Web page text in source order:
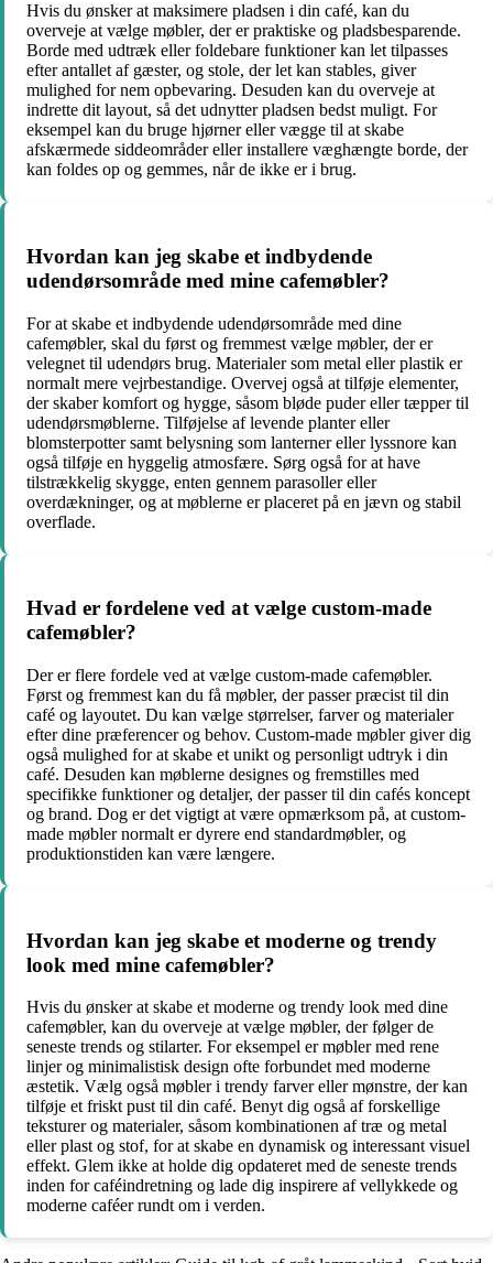
Hvis du ønsker at maksimere pladsen i din café, kan du
overveje at vælge møbler, der er praktiske og pladsbesparende.
Borde med udtræk eller foldebare funktioner kan let tilpasses
efter antallet af gæster, og stole, der let kan stables, giver
mulighed for nem opbevaring. Desuden kan du overveje at
indrette dit layout, så det udnytter pladsen bedst muligt. For
eksempel kan du bruge hjørner eller vægge til at skabe
afskærmede siddeområder eller installere væghængte borde, der
kan foldes op og gemmes, når de ikke er i brug.
Hvordan kan jeg skabe et indbydende
udendørsområde med mine cafemøbler?
For at skabe et indbydende udendørsområde med dine
cafemøbler, skal du først og fremmest vælge møbler, der er
velegnet til udendørs brug. Materialer som metal eller plastik er
normalt mere vejrbestandige. Overvej også at tilføje elementer,
der skaber komfort og hygge, såsom bløde puder eller tæpper til
udendørsmøblerne. Tilføjelse af levende planter eller
blomsterpotter samt belysning som lanterner eller lyssnore kan
også tilføje en hyggelig atmosfære. Sørg også for at have
tilstrækkelig skygge, enten gennem parasoller eller
overdækninger, og at møblerne er placeret på en jævn og stabil
overflade.
Hvad er fordelene ved at vælge custom-made
cafemøbler?
Der er flere fordele ved at vælge custom-made cafemøbler.
Først og fremmest kan du få møbler, der passer præcist til din
café og layoutet. Du kan vælge størrelser, farver og materialer
efter dine præferencer og behov. Custom-made møbler giver dig
også mulighed for at skabe et unikt og personligt udtryk i din
café. Desuden kan møblerne designes og fremstilles med
specifikke funktioner og detaljer, der passer til din cafés koncept
og brand. Dog er det vigtigt at være opmærksom på, at custom-
made møbler normalt er dyrere end standardmøbler, og
produktionstiden kan være længere.
Hvordan kan jeg skabe et moderne og trendy
look med mine cafemøbler?
Hvis du ønsker at skabe et moderne og trendy look med dine
cafemøbler, kan du overveje at vælge møbler, der følger de
seneste trends og stilarter. For eksempel er møbler med rene
linjer og minimalistisk design ofte forbundet med moderne
æstetik. Vælg også møbler i trendy farver eller mønstre, der kan
tilføje et friskt pust til din café. Benyt dig også af forskellige
teksturer og materialer, såsom kombinationen af træ og metal
eller plast og stof, for at skabe en dynamisk og interessant visuel
effekt. Glem ikke at holde dig opdateret med de seneste trends
inden for caféindretning og lade dig inspirere af vellykkede og
moderne caféer rundt om i verden.